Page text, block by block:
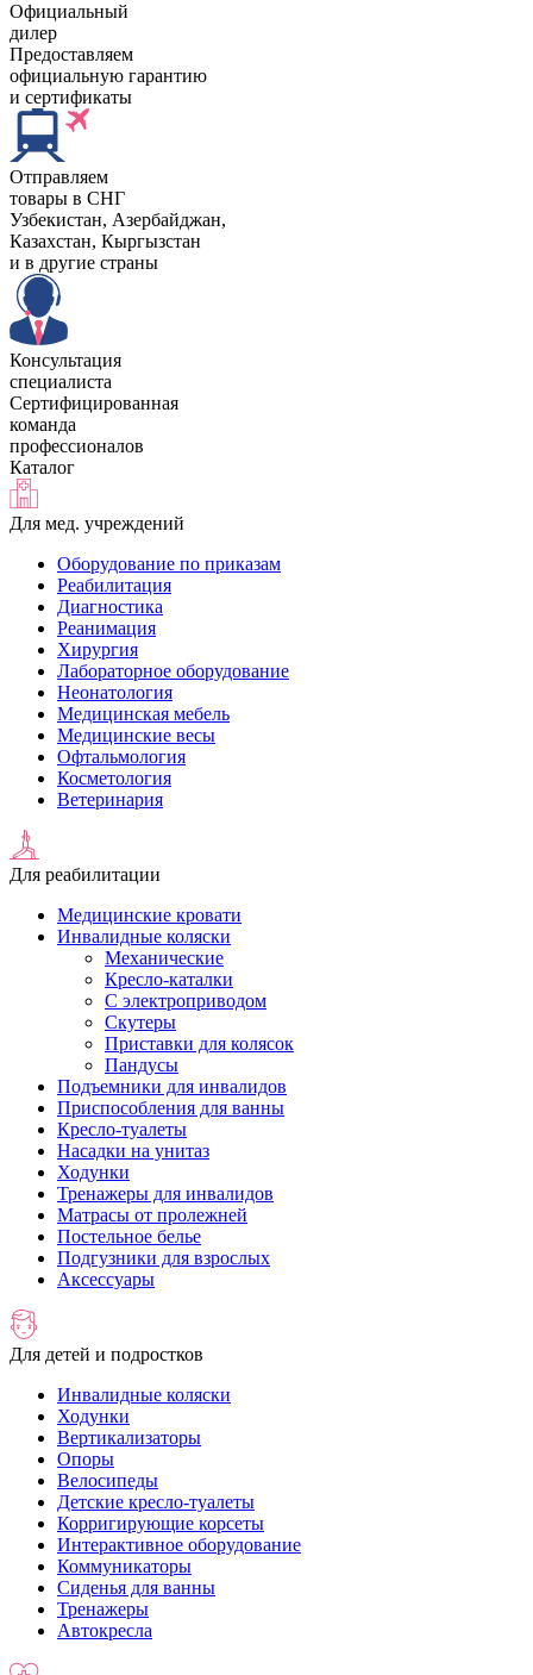
Официальный
дилер
Предоставляем
официальную гарантию
и сертификаты
Отправляем
товары в СНГ
Узбекистан, Aзербайджан,
Казахстан, Кыргызстан
и в другие страны
Консультация
специалиста
Сертифицированная
команда
профессионалов
Каталог
Для мед. учреждений
Оборудование по приказам
Реабилитация
Диагностика
Реанимация
Хирургия
Лабораторное оборудование
Неонатология
Медицинская мебель
Медицинские весы
Офтальмология
Косметология
Ветеринария
Для реабилитации
Медицинские кровати
Инвалидные коляски
Механические
Кресло-каталки
С электроприводом
Скутеры
Приставки для колясок
Пандусы
Подъемники для инвалидов
Приспособления для ванны
Кресло-туалеты
Насадки на унитаз
Ходунки
Тренажеры для инвалидов
Матрасы от пролежней
Постельное белье
Подгузники для взрослых
Аксессуары
Для детей и подростков
Инвалидные коляски
Ходунки
Вертикализаторы
Опоры
Велосипеды
Детские кресло-туалеты
Корригирующие корсеты
Интерактивное оборудование
Коммуникаторы
Сиденья для ванны
Тренажеры
Автокресла